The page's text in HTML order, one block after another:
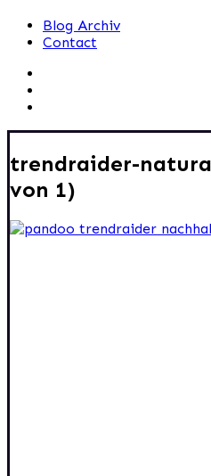
Blog Archiv
Contact
trendraider-
von 1)